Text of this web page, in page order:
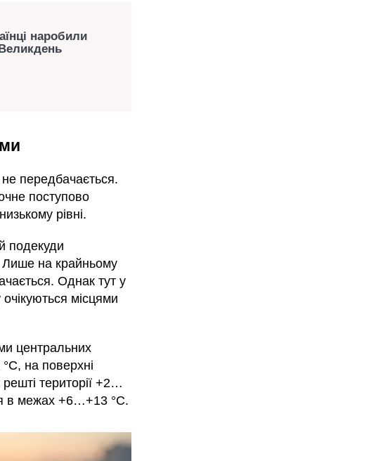
наробили
передбачається.
поступово
рівні.
подекуди
Лише на крайньому
Однак тут у
місцями
центральних
на поверхні
території +2…
в межах +6…+13 °С.